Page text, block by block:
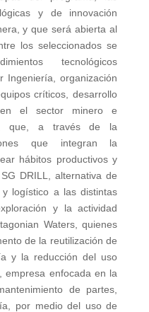
y de innovación
y que será abierta al
los seleccionados se
tecnológicos
Ingeniería, organización
críticos, desarrollo
el sector minero e
que, a través de la
que integran la
hábitos productivos y
DRILL, alternativa de
logístico a las distintas
y la actividad
Waters, quienes
de la reutilización de
y la reducción del uso
enfocada en la
de partes,
por medio del uso de